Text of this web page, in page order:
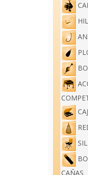
CAÑAS